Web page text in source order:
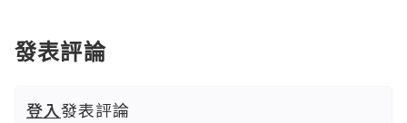
發表評論
登入發表評論